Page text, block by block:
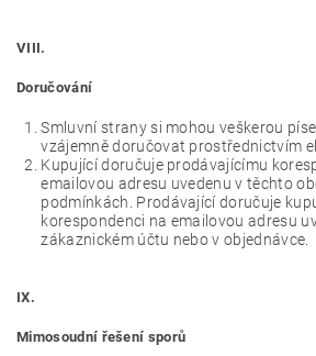
VIII.
Doručování
Smluvní strany si mohou veškerou
vzájemně doručovat prostřednictvím
Kupující doručuje prodávajícímu
emailovou adresu uvedenu v těchto
podmínkách. Prodávající doručuje
korespondenci na emailovou adresu
zákaznickém účtu nebo v objednávce.
IX.
Mimosoudní řešení sporů